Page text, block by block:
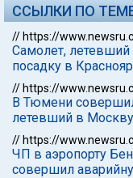
ССЫЛКИ ПО
// https://
Самолет,
посадку в
// https://
В Тюмени
летевший в Москву
// https://
ЧП в аэропорту
совершил